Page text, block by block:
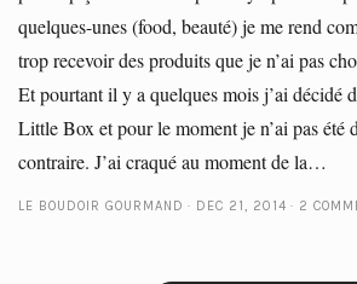
quelques-unes (food, beauté) je me rend
trop recevoir des produits que je n’ai pas
Et pourtant il y a quelques mois j’ai décidé
Little Box et pour le moment je n’ai pas été
contraire. J’ai craqué au moment de la…
LE BOUDOIR GOURMAND DEC 21, 2014 2